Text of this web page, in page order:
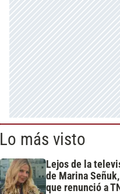
Lo más visto
Lejos de la
de Marina
que renunció a